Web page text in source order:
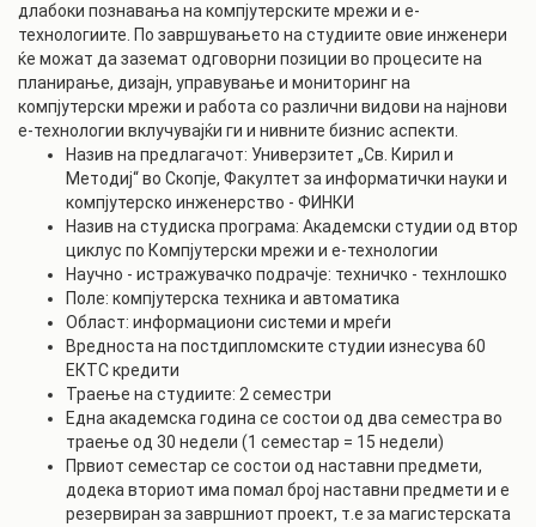
длабоки познавања на компјутерските мрежи и е-
технологиите. По завршувањето на студиите овие инженери
ќе можат да заземат одговорни позиции во процесите на
планирање, дизајн, управување и мониторинг на
компјутерски мрежи и работа со различни видови на најнови
е-технологии вклучувајќи ги и нивните бизнис аспекти.
Назив на предлагачот: Универзитет „Св. Кирил и
Методиј“ во Скопје, Факултет за информатички науки и
компјутерско инженерство - ФИНКИ
Назив на студиска програма: Академски студии од втор
циклус по Компјутерски мрежи и е-технологии
Научно - истражувачко подрачје: техничко - технлошко
Поле: компјутерска техника и автоматика
Област: информациони системи и мреѓи
Вредноста на постдипломските студии изнесува 60
ЕКТС кредити
Траење на студиите: 2 семестри
Една академска година се состои од два семестра во
траење од 30 недели (1 семестар = 15 недели)
Првиот семестар се состои од наставни предмети,
додека вториот има помал број наставни предмети и е
резервиран за завршниот проект, т.е за магистерската